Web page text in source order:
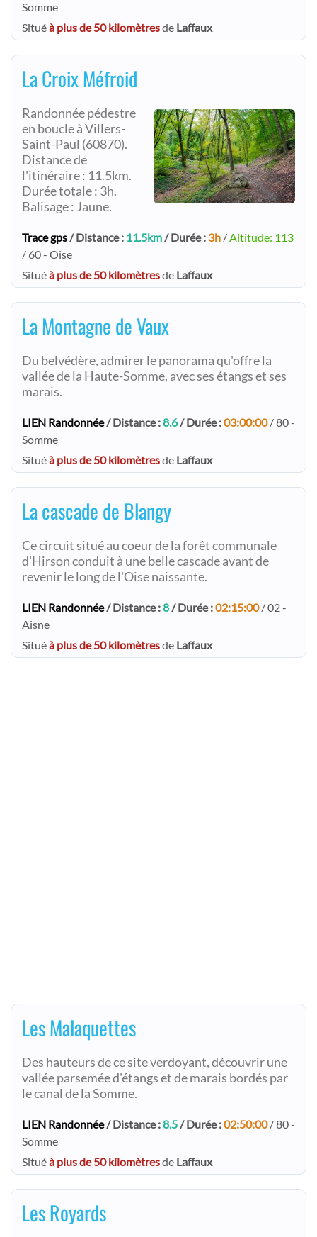
Somme
Situéà plus de 50 kilomètresde Laffaux
La Croix Méfroid
Randonnée pédestre
en boucle à Villers-
Saint-Paul (60870).
Distance de
l'itinéraire : 11.5km.
Durée totale : 3h.
Balisage : Jaune.
Trace gps/ Distance : 11.5km/ Durée : 3h /Altitude: 113
/ 60 - Oise
Situéà plus de 50 kilomètresde Laffaux
La Montagne de Vaux
Du belvédère, admirer le panorama qu'offre la
vallée de la Haute-Somme, avec ses étangs et ses
marais.
LIEN Randonnée/ Distance :8.6/ Durée :03:00:00/ 80 -
Somme
Situéà plus de 50 kilomètresde Laffaux
La cascade de Blangy
Ce circuit situé au coeur de la forêt communale
d'Hirson conduit à une belle cascade avant de
revenir le long de l'Oise naissante.
LIEN Randonnée/ Distance :8/ Durée :02:15:00/ 02 -
Aisne
Situéà plus de 50 kilomètresde Laffaux
Les Malaquettes
Des hauteurs de ce site verdoyant, découvrir une
vallée parsemée d'étangs et de marais bordés par
le canal de la Somme.
LIEN Randonnée/ Distance :8.5/ Durée :02:50:00/ 80 -
Somme
Situéà plus de 50 kilomètresde Laffaux
Les Royards